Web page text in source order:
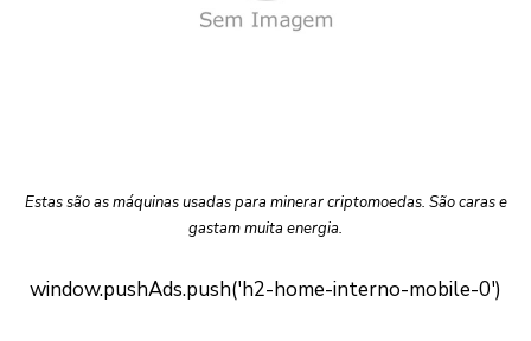
Estas são as máquinas usadas para minerar criptomoedas. São caras e
gastam muita energia.